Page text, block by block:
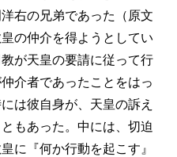
右の兄弟であった（原文
の仲介を得ようとしてい
が天皇の要請に従って行
介者であったことをはっ
は彼自身が、天皇の訴え
もあった。中には、切迫
に『何か行動を起こす』